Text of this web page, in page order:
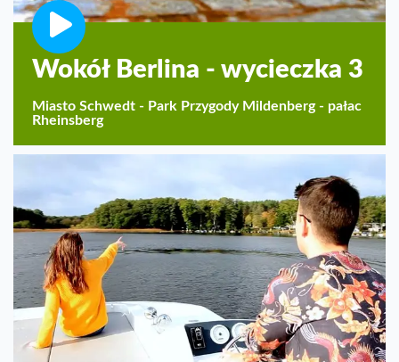
Wokół Berlina - wycieczka 3
Miasto Schwedt - Park Przygody Mildenberg - pałac
Rheinsberg